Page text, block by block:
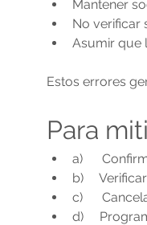
Mantener
No verificar
Asumir que
Estos errores
Para
a)
b)
c)
d)